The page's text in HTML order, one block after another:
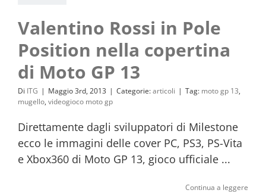
Valentino Rossi in Pole
Position nella copertina
di Moto GP 13
Di ITG | Maggio 3rd, 2013 | Categorie:articoli | Tag: moto gp 13,
mugello, videogioco moto gp
Direttamente dagli sviluppatori di Milestone
ecco le immagini delle cover PC, PS3, PS-Vita
e Xbox360 di Moto GP 13, gioco ufficiale ...
Continua a leggere